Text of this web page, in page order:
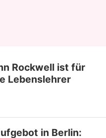
Rockwell ist für
Lebenslehrer
in Berlin: